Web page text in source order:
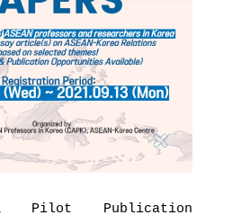
Pilot Publication